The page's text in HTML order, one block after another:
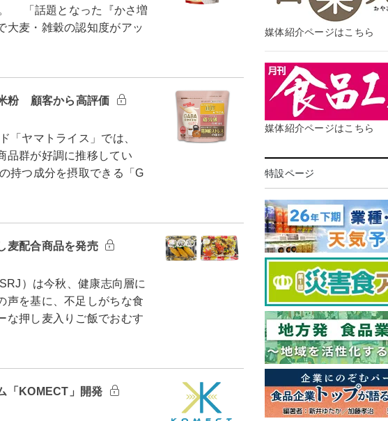
「話題となった『かさ増
大麦・雑穀の認知度がアッ
粉 顧客から高評価
ヤマトライス」では、
品群が好調に推移してい
持つ成分を摂取できる「G
麦配合商品を発売
）は今秋、健康志向層に
声を基に、不足しがちな食
な押し麦入りご飯でおむす
「KOMECT」開発
媒体紹介ページはこちら
媒体紹介ページはこちら
特設ページ